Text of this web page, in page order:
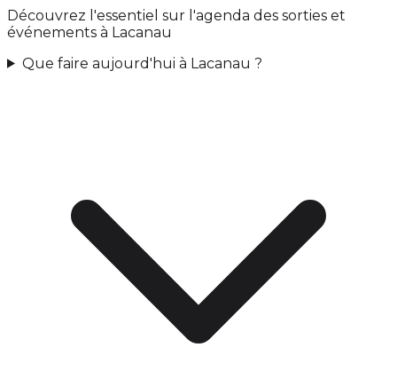
Découvrez l'essentiel sur l'agenda des sorties et
événements à Lacanau
Que faire aujourd'hui à Lacanau ?